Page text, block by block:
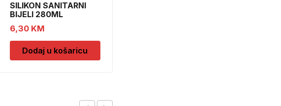
SILIKON SANITARNI
BIJELI 280ML
6,30 KM
Dodaj u košaricu